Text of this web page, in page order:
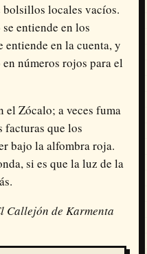
bolsillos locales vacíos.
entiende en los
entiende en la cuenta, y
números rojos para el
el Zócalo; a veces fuma
facturas que los
bajo la alfombra roja.
si es que la luz de la
Callejón de Karmenta